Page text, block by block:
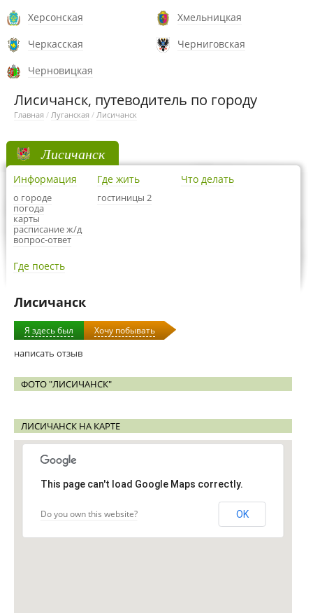
Херсонская
Хмельницкая
Черкасская
Черниговская
Черновицкая
Лисичанск, путеводитель по городу
Главная / Луганская / Лисичанск
Лисичанск
Информация
о городе
погода
карты
расписание ж/д
вопрос-ответ
Где жить
гостиницы 2
Что делать
Где поесть
Лисичанск
Я здесь был Хочу побывать
написать отзыв
ФОТО "ЛИСИЧАНСК"
ЛИСИЧАНСК НА КАРТЕ
This page can't load Google Maps correctly.
Do you own this website? OK